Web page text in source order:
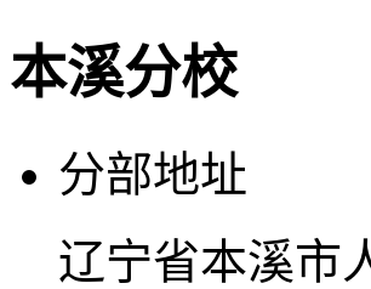
本溪分校
分部地址
辽宁省本溪市